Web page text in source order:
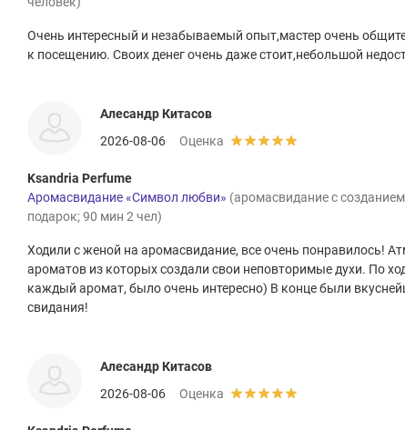
Очень интересный и незабываемый опыт,мастер очень
к посещению. Своих денег очень даже стоит,небольшой
Алесандр Китасов
2026-08-06
Оценка
Ksandria Perfume
Аромасвидание «Символ любви» (аромасвидание с
подарок; 90 мин 2 чел)
Ходили с женой на аромасвидание, все очень понравилось!
ароматов из которых создали свои неповторимые духи. По
каждый аромат, было очень интересно) В конце были
свидания!
Алесандр Китасов
2026-08-06
Оценка